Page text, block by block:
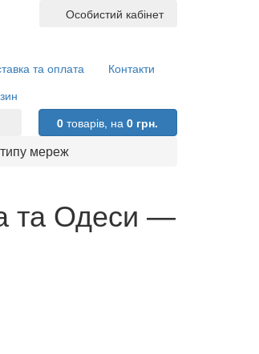
Особистий кабінет
та оплата
Контакти
0 товарів, на0 грн.
типу мереж
та Одеси —